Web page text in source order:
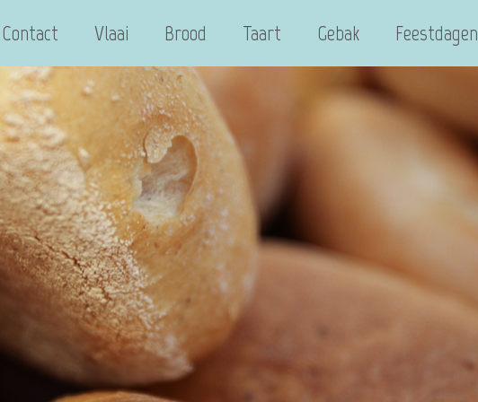
Contact Vlaai Brood Taart Gebak Feestdagen